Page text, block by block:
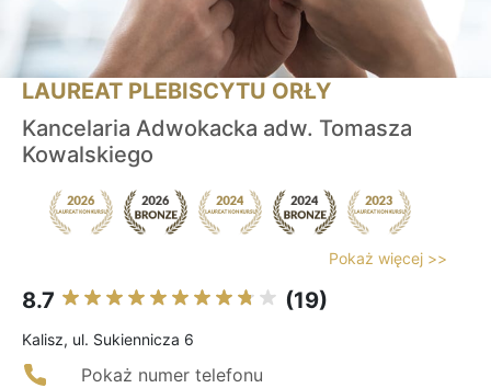
LAUREAT PLEBISCYTU ORŁY
Kancelaria Adwokacka adw. Tomasza
Kowalskiego
Pokaż więcej >>
8.7 (19)
Kalisz, ul. Sukiennicza 6
Pokaż numer telefonu